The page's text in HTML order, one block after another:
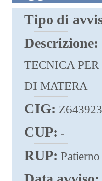
Tipo di
Descrizione:
TECNICA
DI MATERA
CIG:
CUP: -
RUP: